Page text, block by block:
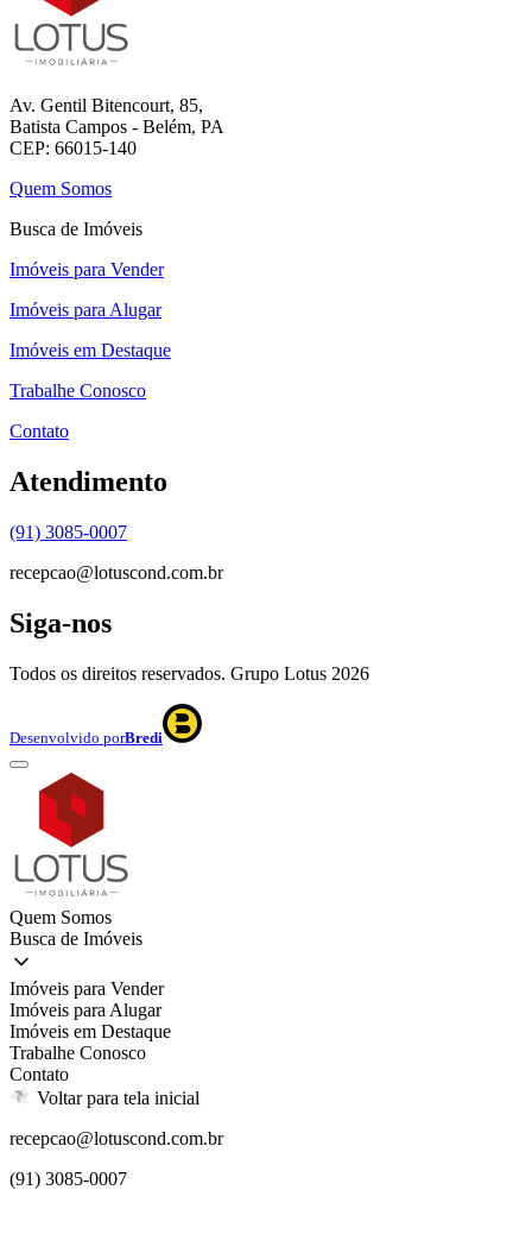
Av. Gentil Bitencourt, 85,
Batista Campos - Belém, PA
CEP: 66015-140
Quem Somos
Busca de Imóveis
Imóveis para Vender
Imóveis para Alugar
Imóveis em Destaque
Trabalhe Conosco
Contato
Atendimento
(91) 3085-0007
recepcao@lotuscond.com.br
Siga-nos
Todos os direitos reservados. Grupo Lotus 2026
Desenvolvido porBredi
Quem Somos
Busca de Imóveis
Imóveis para Vender
Imóveis para Alugar
Imóveis em Destaque
Trabalhe Conosco
Contato
Voltar para tela inicial
recepcao@lotuscond.com.br
(91) 3085-0007